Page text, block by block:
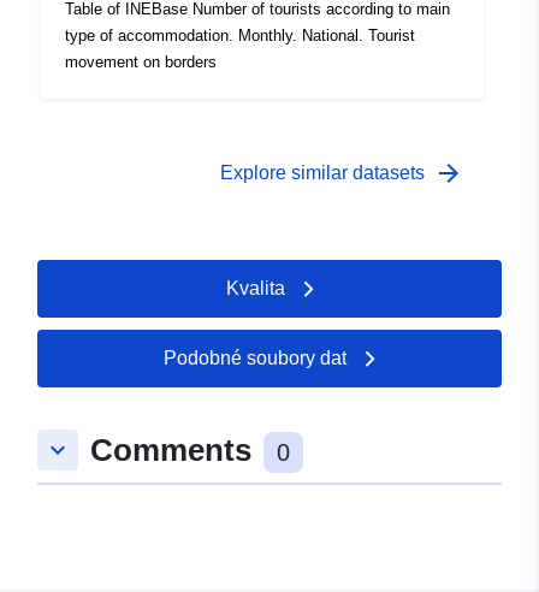
Table of INEBase Number of tourists according to main
type of accommodation. Monthly. National. Tourist
movement on borders
Explore similar datasets arrow_forward
Kvalita
Podobné soubory dat
keyboard_arrow_down Comments 0